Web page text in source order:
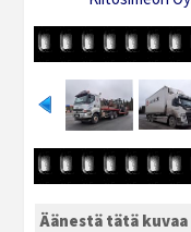
Äänestä tätä kuvaa